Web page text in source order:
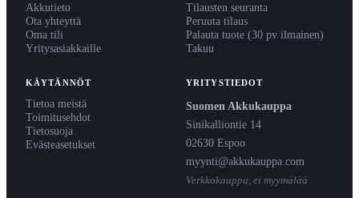
Akkutieto
Ota yhteyttä
Oma tili
Yritysasiakkaille
Tilausten seuranta
Peruuta tilaus
Palauta tuote (30 pv ilmainen)
Takuu
KÄYTÄNNÖT
Tietoa meistä
Toimitusehdot
Tietosuoja
Evästeasetukset
YRITYSTIEDOT
Suomen Akkukauppa
Sinikalliontie 14
02630 Espoo
myynti@akkukauppa.com
Verkkokauppa, ei myymälää